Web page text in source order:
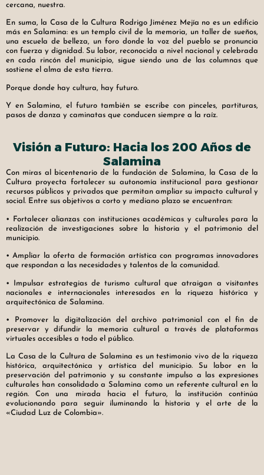
cercana, nuestra.
En suma, la Casa de la Cultura Rodrigo Jiménez Mejía no es un edificio
más en Salamina: es un templo civil de la memoria, un taller de sueños,
una escuela de belleza, un foro donde la voz del pueblo se pronuncia
con fuerza y dignidad. Su labor, reconocida a nivel nacional y celebrada
en cada rincón del municipio, sigue siendo una de las columnas que
sostiene el alma de esta tierra.
Porque donde hay cultura, hay futuro.
Y en Salamina, el futuro también se escribe con pinceles, partituras,
pasos de danza y caminatas que conducen siempre a la raíz.
Visión a Futuro: Hacia los 200 Años de
Salamina
Con miras al bicentenario de la fundación de Salamina, la Casa de la
Cultura proyecta fortalecer su autonomía institucional para gestionar
recursos públicos y privados que permitan ampliar su impacto cultural y
social. Entre sus objetivos a corto y mediano plazo se encuentran:
• Fortalecer alianzas con instituciones académicas y culturales para la
realización de investigaciones sobre la historia y el patrimonio del
municipio.
• Ampliar la oferta de formación artística con programas innovadores
que respondan a las necesidades y talentos de la comunidad.
• Impulsar estrategias de turismo cultural que atraigan a visitantes
nacionales e internacionales interesados en la riqueza histórica y
arquitectónica de Salamina.
• Promover la digitalización del archivo patrimonial con el fin de
preservar y difundir la memoria cultural a través de plataformas
virtuales accesibles a todo el público.
La Casa de la Cultura de Salamina es un testimonio vivo de la riqueza
histórica, arquitectónica y artística del municipio. Su labor en la
preservación del patrimonio y su constante impulso a las expresiones
culturales han consolidado a Salamina como un referente cultural en la
región. Con una mirada hacia el futuro, la institución continúa
evolucionando para seguir iluminando la historia y el arte de la
«Ciudad Luz de Colombia».